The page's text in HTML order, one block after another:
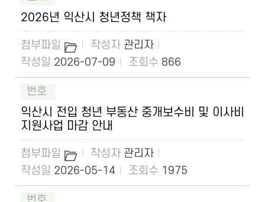
2026년 익산시 청년정책 책자
관리자
2026-07-09
866
익산시 전입 청년 부동산 중개보수비 및 이사비
지원사업 마감 안내
관리자
2026-05-14
1975